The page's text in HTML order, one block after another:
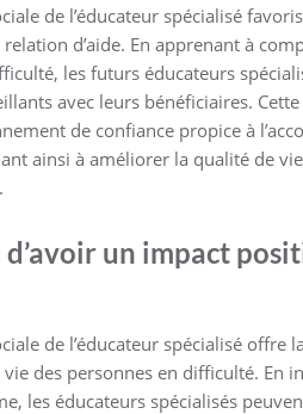
de l’éducateur spécialisé
d’aide. En apprenant à
les futurs éducateurs
avec leurs bénéficiaires.
de confiance propice à
ainsi à améliorer la qualité de
un impact
de l’éducateur spécialisé
des personnes en difficulté. En
les éducateurs spécialisés